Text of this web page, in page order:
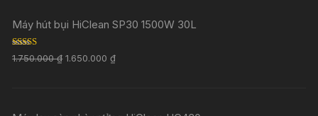
Máy hút bụi HiClean SP30 1500W 30L
Rated 5.00
out of 5
1.750.000₫ 1.650.000₫